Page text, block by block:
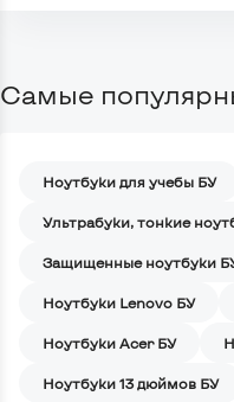
Самые
Ноутбуки для учебы БУ
Ультрабуки, тонкие
Защищенные ноутбуки
Ноутбуки Lenovo БУ
Ноутбуки Acer БУ
Ноутбуки 13 дюймов БУ